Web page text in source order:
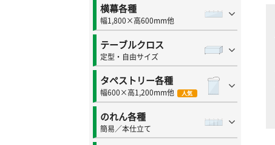
横幕各種
幅1,800×高600mm他
テーブルクロス
定型・自由サイズ
タペストリー各種
幅600×高1,200mm他 人気
のれん各種
簡易／本仕立て